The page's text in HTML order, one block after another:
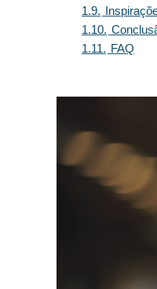
1.9.
1.10.
1.11. FAQ